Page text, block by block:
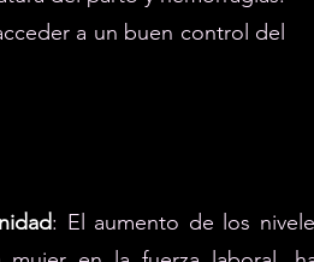
a un buen control del
: El aumento de los